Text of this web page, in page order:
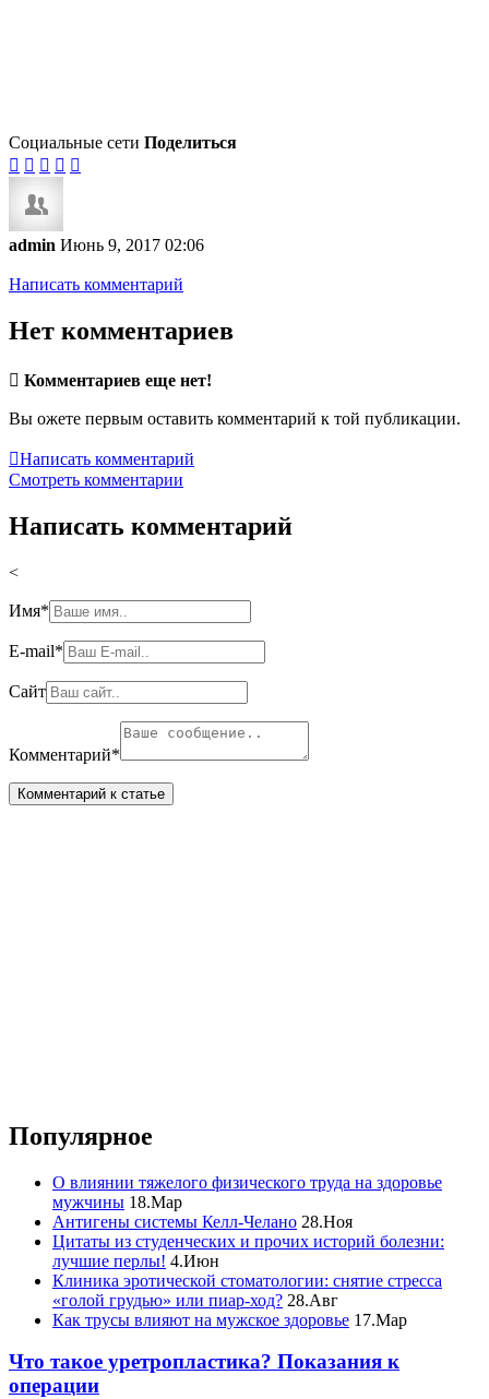
Социальные сети Поделиться
    
admin Июнь 9, 2017 02:06
Написать комментарий
Нет комментариев
 Комментариев еще нет!
Вы ожете первым оставить комментарий к той публикации.
Написать комментарий
Смотреть комментарии
Написать комментарий
<
Имя*
E-mail*
Сайт
Комментарий*
Популярное
О влиянии тяжелого физического труда на здоровье
мужчины 18.Мар
Антигены системы Келл-Челано 28.Ноя
Цитаты из студенческих и прочих историй болезни:
лучшие перлы! 4.Июн
Клиника эротической стоматологии: снятие стресса
«голой грудью» или пиар-ход? 28.Авг
Как трусы влияют на мужское здоровье 17.Мар
Что такое уретропластика? Показания к
операции